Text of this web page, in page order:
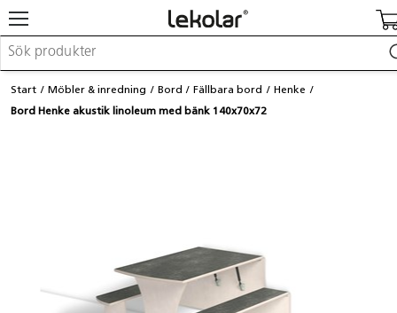
Möbler & inredning
Lekplatsutrustning & utemiljö
Start Möbler & inredning Bord Fällbara bord
Henke
Bord Henke akustik linoleum med bänk 140x70x72